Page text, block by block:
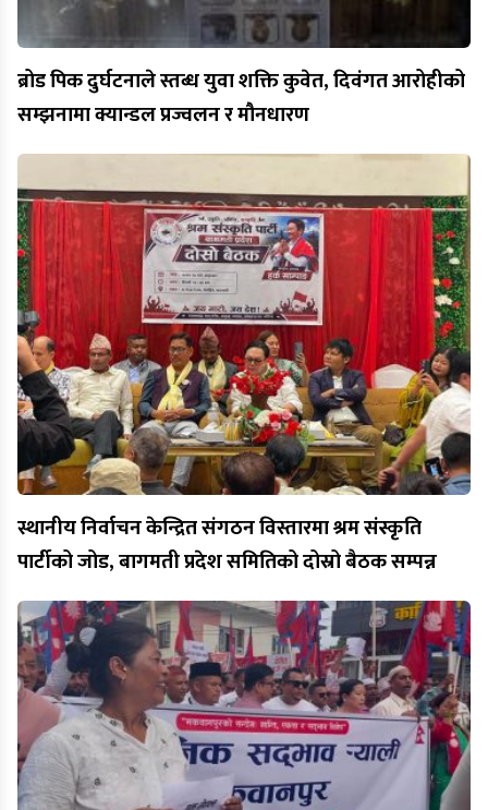
ब्रोड पिक दुर्घटनाले स्तब्ध युवा शक्ति कुवेत, दिवंगत आरोहीको
सम्झनामा क्यान्डल प्रज्वलन र मौनधारण
स्थानीय निर्वाचन केन्द्रित संगठन विस्तारमा श्रम संस्कृति
पार्टीको जोड, बागमती प्रदेश समितिको दोस्रो बैठक सम्पन्न